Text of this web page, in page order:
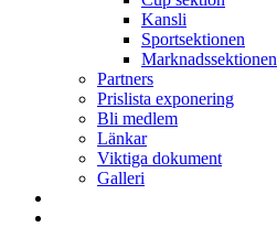
Kansli
Sportsektionen
Marknadssektionen
Partners
Prislista exponering
Bli medlem
Länkar
Viktiga dokument
Galleri